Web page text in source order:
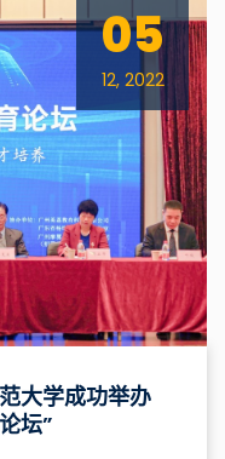
05
12, 2022
大学成功举办
坛”